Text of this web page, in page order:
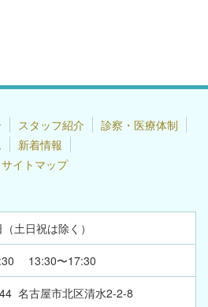
スタッフ紹介
診察・医療体制
新着情報
サイトマップ
土日祝は除く）
13:30〜17:30
名古屋市北区清水2-2-8